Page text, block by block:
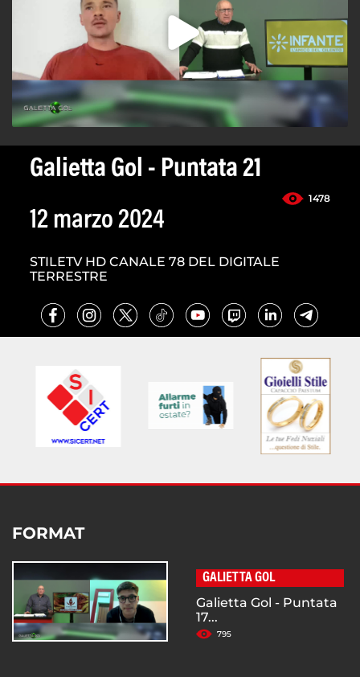
Galietta Gol - Puntata 21
1478
12 marzo 2024
STILETV HD CANALE 78 DEL DIGITALE
TERRESTRE
FORMAT
GALIETTA GOL
Galietta Gol - Puntata
17...
795